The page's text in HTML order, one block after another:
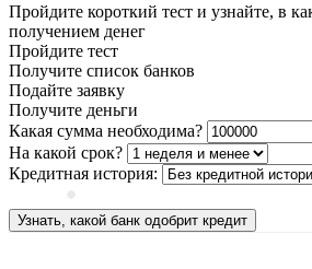
Пройдите короткий тест и узнайте, в
получением денег
Пройдите тест
Получите список банков
Подайте заявку
Получите деньги
Какая сумма необходима?
На какой срок?
Кредитная история:
Узнать, какой банк одобрит кредит